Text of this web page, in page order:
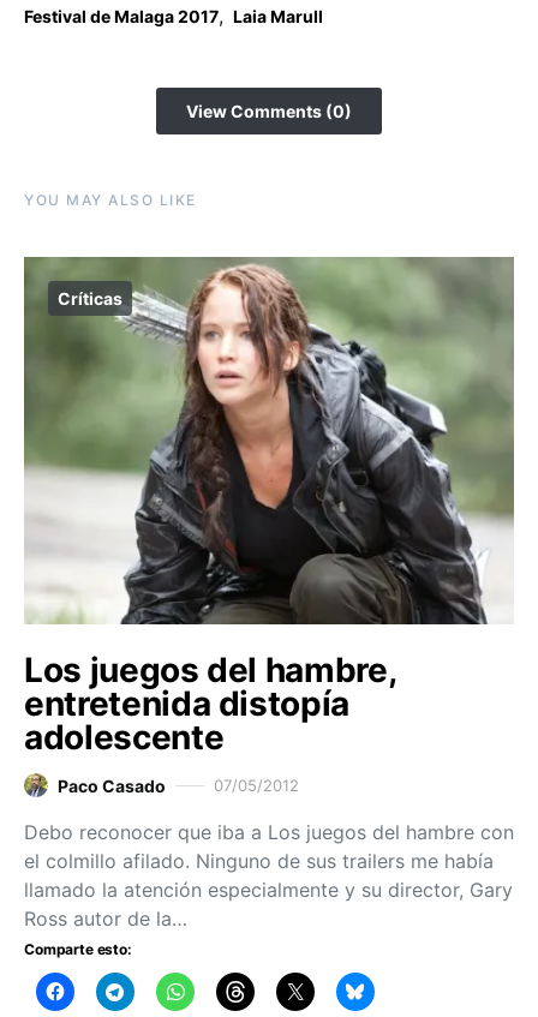
Festival de Malaga 2017, Laia Marull
View Comments (0)
YOU MAY ALSO LIKE
Críticas
Los juegos del hambre,
entretenida distopía
adolescente
Paco Casado 07/05/2012
Debo reconocer que iba a Los juegos del hambre con
el colmillo afilado. Ninguno de sus trailers me había
llamado la atención especialmente y su director, Gary
Ross autor de la…
Comparte esto: